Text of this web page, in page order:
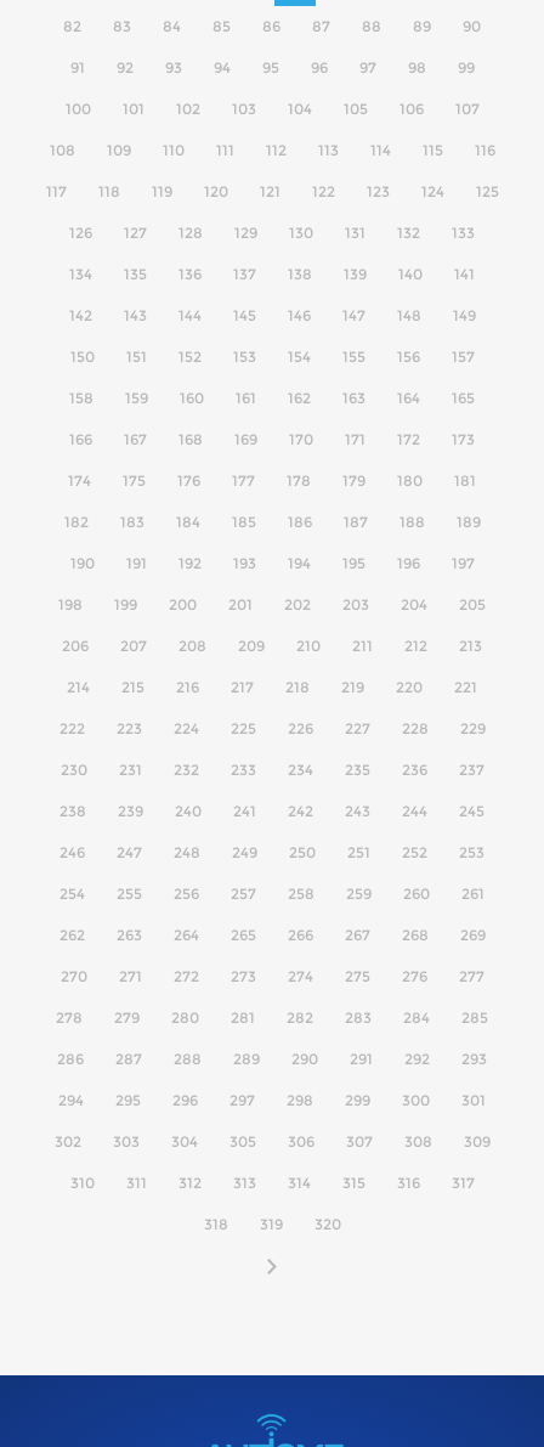
82 83 84 85 86 87 88 89 90
91 92 93 94 95 96 97 98 99
100 101 102 103 104 105 106 107
108 109 110 111 112 113 114 115 116
117 118 119 120 121 122 123 124 125
126 127 128 129 130 131 132 133
134 135 136 137 138 139 140 141
142 143 144 145 146 147 148 149
150 151 152 153 154 155 156 157
158 159 160 161 162 163 164 165
166 167 168 169 170 171 172 173
174 175 176 177 178 179 180 181
182 183 184 185 186 187 188 189
190 191 192 193 194 195 196 197
198 199 200 201 202 203 204 205
206 207 208 209 210 211 212 213
214 215 216 217 218 219 220 221
222 223 224 225 226 227 228 229
230 231 232 233 234 235 236 237
238 239 240 241 242 243 244 245
246 247 248 249 250 251 252 253
254 255 256 257 258 259 260 261
262 263 264 265 266 267 268 269
270 271 272 273 274 275 276 277
278 279 280 281 282 283 284 285
286 287 288 289 290 291 292 293
294 295 296 297 298 299 300 301
302 303 304 305 306 307 308 309
310 311 312 313 314 315 316 317
318 319 320